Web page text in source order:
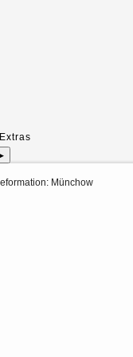
Extras
Münchow